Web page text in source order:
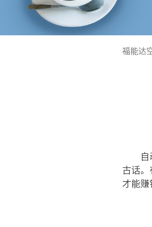
福能达
古话
才能赚